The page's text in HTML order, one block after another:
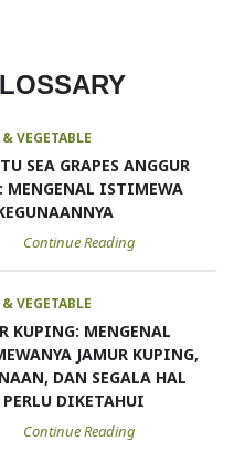
VEGETABLE
SEA GRAPES ANGGUR
MENGENAL ISTIMEWA
Continue Reading
VEGETABLE
KUPING: MENGENAL
JAMUR KUPING,
DAN SEGALA HAL
PERLU DIKETAHUI
Continue Reading